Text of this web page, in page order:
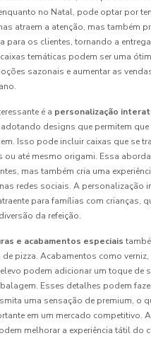
no Natal, pode optar por
atraem a atenção, mas também
para os clientes, tornando a
temáticas podem ser uma
sazonais e aumentar as
é a personalização
designs que permitem
Isso pode incluir caixas que se
ou até mesmo origami. Essa
mas também cria uma
redes sociais. A personalização
para famílias com crianças,
da refeição.
e acabamentos especiais
de pizza. Acabamentos como
podem adicionar um toque de
Esses detalhes podem
uma sensação de premium, o
em um mercado competitivo.
melhorar a experiência tátil do